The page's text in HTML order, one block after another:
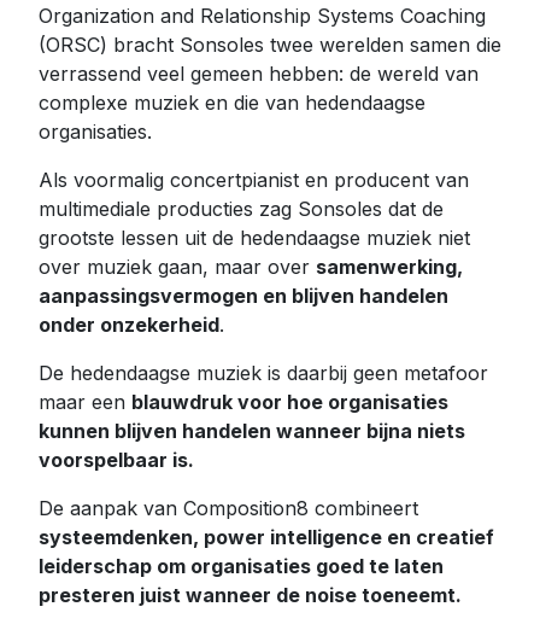
Organization and Relationship Systems Coaching
(ORSC) bracht Sonsoles twee werelden samen die
verrassend veel gemeen hebben: de wereld van
complexe muziek en die van hedendaagse
organisaties.
Als voormalig concertpianist en producent van
multimediale producties zag Sonsoles dat de
grootste lessen uit de hedendaagse muziek niet
over muziek gaan, maar over samenwerking,
aanpassingsvermogen en blijven handelen
onder onzekerheid.
De hedendaagse muziek is daarbij geen metafoor
maar een blauwdruk voor hoe organisaties
kunnen blijven handelen wanneer bijna niets
voorspelbaar is.
De aanpak van Composition8 combineert
systeemdenken, power intelligence en creatief
leiderschap om organisaties goed te laten
presteren juist wanneer de noise toeneemt.